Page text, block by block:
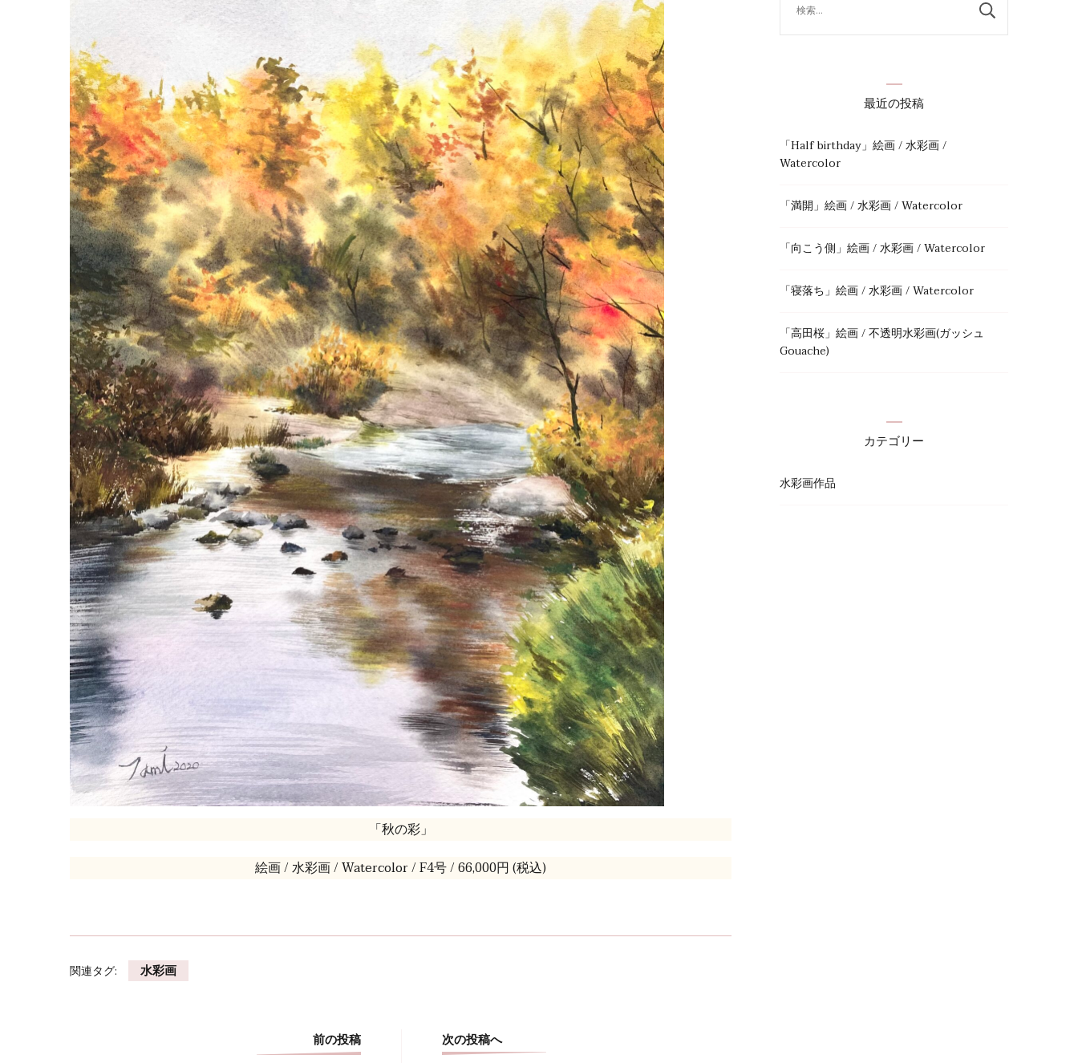
「秋の彩」
絵画 / 水彩画 / Watercolor / F4号 / 66,000円 (税込)
関連タグ: 水彩画
前の投稿 次の投稿へ
最近の投稿
「Half birthday」絵画 / 水彩画 /
Watercolor
「満開」絵画 / 水彩画 / Watercolor
「向こう側」絵画 / 水彩画 / Watercolor
「寝落ち」絵画 / 水彩画 / Watercolor
「高田桜」絵画 / 不透明水彩画(ガッシュ
Gouache)
カテゴリー
水彩画作品